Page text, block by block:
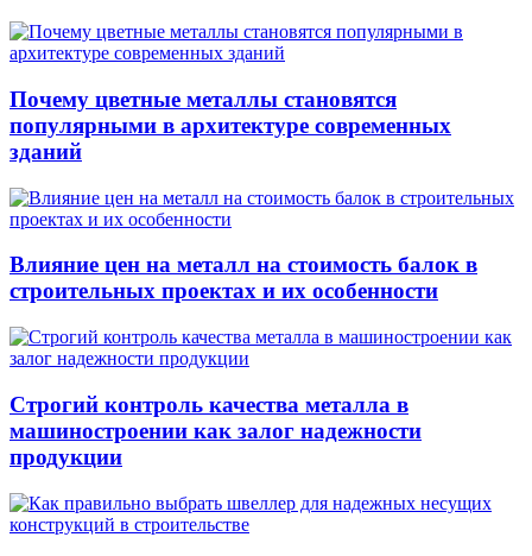
Почему цветные металлы становятся
популярными в архитектуре современных
зданий
Влияние цен на металл на стоимость балок в
строительных проектах и их особенности
Строгий контроль качества металла в
машиностроении как залог надежности
продукции